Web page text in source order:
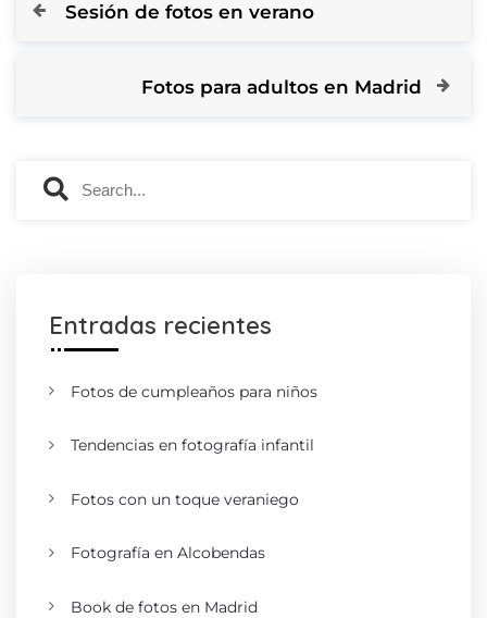
Sesión de fotos en verano
Fotos para adultos en Madrid
Entradas recientes
Fotos de cumpleaños para niños
Tendencias en fotografía infantil
Fotos con un toque veraniego
Fotografía en Alcobendas
Book de fotos en Madrid